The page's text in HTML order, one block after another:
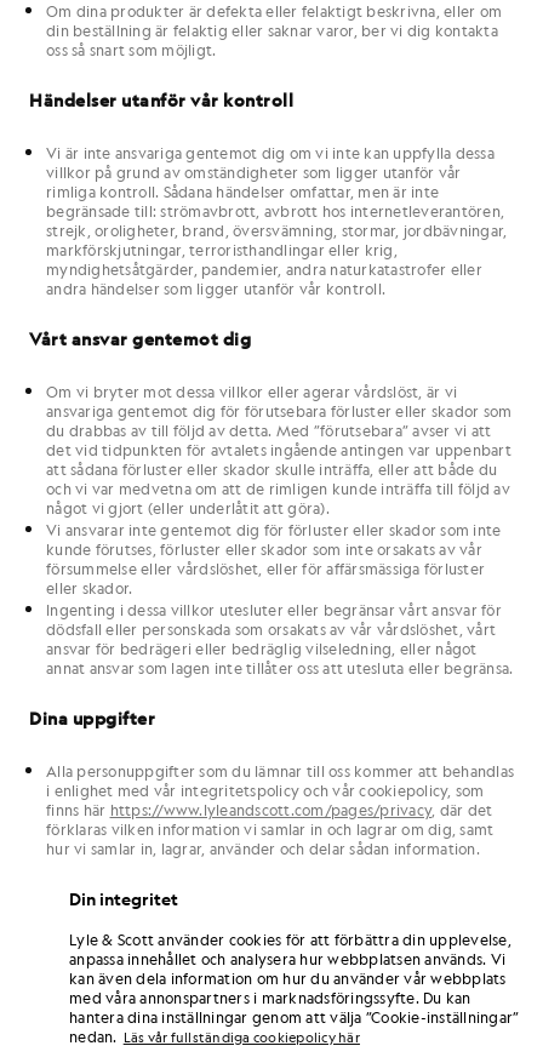
Om dina produkter är defekta eller felaktigt beskrivna, eller om
din beställning är felaktig eller saknar varor, ber vi dig kontakta
oss så snart som möjligt.
Händelser utanför vår kontroll
Vi är inte ansvariga gentemot dig om vi inte kan uppfylla dessa
villkor på grund av omständigheter som ligger utanför vår
rimliga kontroll. Sådana händelser omfattar, men är inte
begränsade till: strömavbrott, avbrott hos internetleverantören,
strejk, oroligheter, brand, översvämning, stormar, jordbävningar,
markförskjutningar, terroristhandlingar eller krig,
myndighetsåtgärder, pandemier, andra naturkatastrofer eller
andra händelser som ligger utanför vår kontroll.
Vårt ansvar gentemot dig
Om vi bryter mot dessa villkor eller agerar vårdslöst, är vi
ansvariga gentemot dig för förutsebara förluster eller skador som
du drabbas av till följd av detta. Med ”förutsebara” avser vi att
det vid tidpunkten för avtalets ingående antingen var uppenbart
att sådana förluster eller skador skulle inträffa, eller att både du
och vi var medvetna om att de rimligen kunde inträffa till följd av
något vi gjort (eller underlåtit att göra).
Vi ansvarar inte gentemot dig för förluster eller skador som inte
kunde förutses, förluster eller skador som inte orsakats av vår
försummelse eller vårdslöshet, eller för affärsmässiga förluster
eller skador.
Ingenting i dessa villkor utesluter eller begränsar vårt ansvar för
dödsfall eller personskada som orsakats av vår vårdslöshet, vårt
ansvar för bedrägeri eller bedräglig vilseledning, eller något
annat ansvar som lagen inte tillåter oss att utesluta eller begränsa.
Dina uppgifter
Alla personuppgifter som du lämnar till oss kommer att behandlas
i enlighet med vår integritetspolicy och vår cookiepolicy, som
finns här https://www.lyleandscott.com/pages/privacy, där det
förklaras vilken information vi samlar in och lagrar om dig, samt
hur vi samlar in, lagrar, använder och delar sådan information.
makt, för att skydda uppgifterna om din beställning och
betalning. Om det inte föreligger vårdslöshet från vår sida kan vi
av om en tredje part skaffar sig obehörig tillgång till uppgifter
som du lämnat när du besöker webbplatsen eller gör en
beställning där.
Inga rättigheter för tredje part och ogiltiga delar
Din integritet
Lyle & Scott använder cookies för att förbättra din upplevelse,
anpassa innehållet och analysera hur webbplatsen används. Vi
kan även dela information om hur du använder vår webbplats
med våra annonspartners i marknadsföringssyfte. Du kan
hantera dina inställningar genom att välja ”Cookie-inställningar”
nedan. Läs vår fullständiga cookiepolicy här